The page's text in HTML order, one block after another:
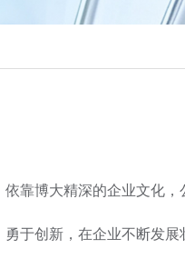
靠博大精深的企业文化，
于创新，在企业不断发展